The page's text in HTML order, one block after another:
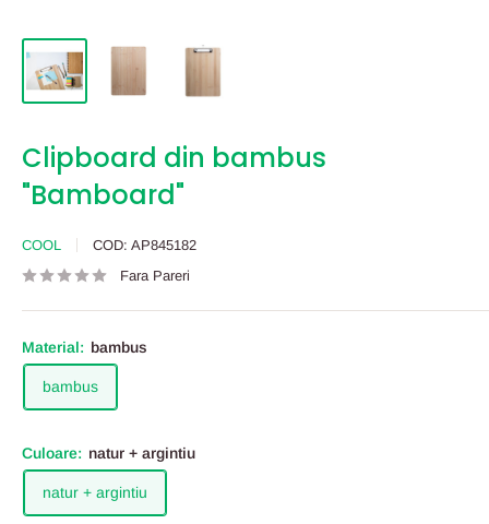
Clipboard din bambus
"Bamboard"
COOL COD: AP845182
Fara Pareri
Material: bambus
bambus
Culoare: natur + argintiu
natur + argintiu